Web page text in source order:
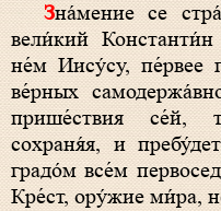
Зна́мение се стра́шное вели́каго Бо́га ви́де
вели́кий
не́м Иису́су, пе́рвее
ве́рных
прише́ствия се́й,
сохраня́я, и
градо́м все́м
Кре́ст, ору́жие ми́ра,